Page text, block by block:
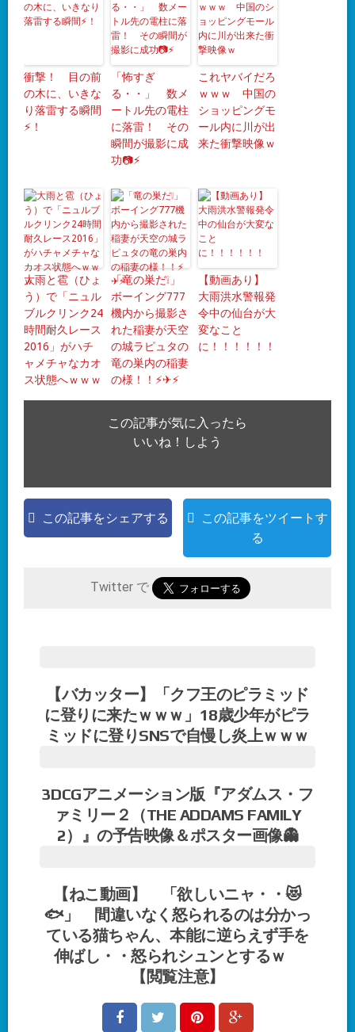
衝撃！ 目の前
の木に、いきな
り落雷する瞬間
⚡！
「怖すぎ
る・・」 数メ
ートル先の電柱
に落雷！ その
瞬間が撮影に成
功📷⚡
これヤバイだろ
ｗｗｗ 中国の
ショッピングモ
ール内に川が出
来た衝撃映像ｗ
大雨と雹（ひょ
う）で「ニュル
ブルクリンク24
時間耐久レース
2016」がハチ
ャメチャなカオ
ス状態へｗｗｗ
「竜の巣だ❕」
ボーイング777
機内から撮影さ
れた稲妻が天空
の城ラピュタの
竜の巣内の稲妻
の様！！⚡✈⚡
【動画あり】
大雨洪水警報発
令中の仙台が大
変なこと
に！！！！！！
この記事が気に入ったら
いいね！しよう
この記事をシェアする
この記事をツイートす
る
Twitter で
【バカッター】「クフ王のピラミッド
に登りに来たｗｗｗ」18歳少年がピラ
ミッドに登りSNSで自慢し炎上ｗｗｗ
3DCGアニメーション版『アダムス・フ
ァミリー２（THE ADDAMS FAMILY
2）』の予告映像＆ポスター画像👻
【ねこ動画】 「欲しいニャ・・😻
🐟」 間違いなく怒られるのは分かっ
ている猫ちゃん、本能に逆らえず手を
伸ばし・・怒られシュンとするｗ
【閲覧注意】